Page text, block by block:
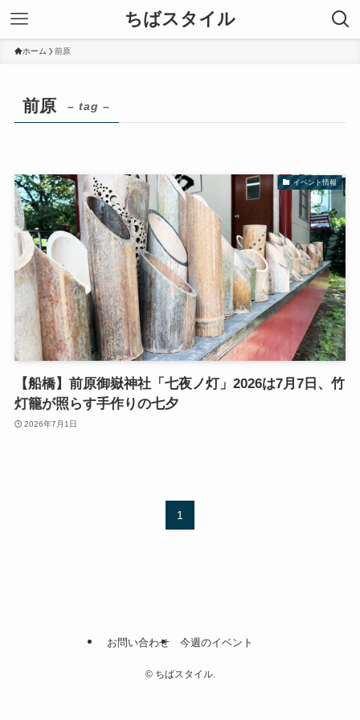
ちばスタイル
ホーム 前原
前原 – tag –
イベント情報
【船橋】前原御嶽神社「七夜ノ灯」2026は7月7日、竹
灯籠が照らす手作りの七夕
2026年7月1日
1
お問い合わせ 今週のイベント
©ちばスタイル.